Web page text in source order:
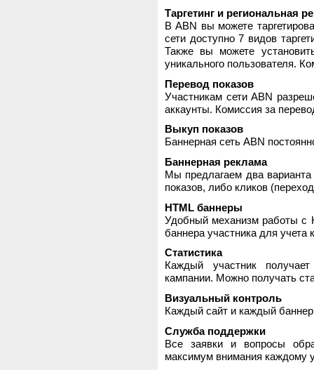
Таргетинг и региональная
В ABN вы можете
сети доступно 7 видов
Также вы можете
уникального пользователя.
Перевод показов
Участникам сети ABN
аккаунты. Комиссия за
Выкуп показов
Баннерная сеть ABN
Баннерная реклама
Мы предлагаем два
показов, либо кликов
HTML баннеры
Удобный механизм работы с
баннера участника для
Статистика
Каждый участник
кампании. Можно получать
Визуальный контроль
Каждый сайт и каждый
Служба поддержки
Все заявки и вопросы
максимум внимания каждому